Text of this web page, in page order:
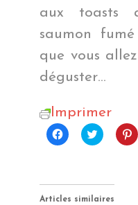
aux toasts
saumon
que vous
déguster…
Imprimer
Cliquez
pour
une
nouvelle
Cliquez
pour
une
nouvelle
Articles similaires